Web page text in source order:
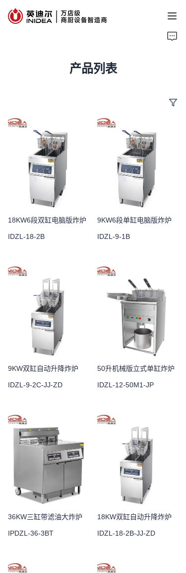
产品列表
18KW6段双缸电脑版炸炉
IDZL-18-2B
9KW6段单缸电脑版炸炉
IDZL-9-1B
9KW双缸自动升降炸炉
IDZL-9-2C-JJ-ZD
50升机械版立式单缸炸炉
IDZL-12-50M1-JP
36KW三缸带滤油大炸炉
IPDZL-36-3BT
18KW双缸自动升降炸炉
IDZL-18-2B-JJ-ZD
案例
关于我们
联系我们